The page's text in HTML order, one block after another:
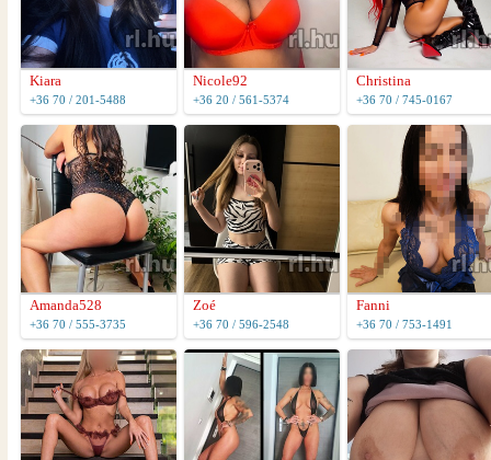
Kiara
+36 70 / 201-5488
Nicole92
+36 20 / 561-5374
Christina
+36 70 / 745-0167
Amanda528
+36 70 / 555-3735
Zoé
+36 70 / 596-2548
Fanni
+36 70 / 753-1491